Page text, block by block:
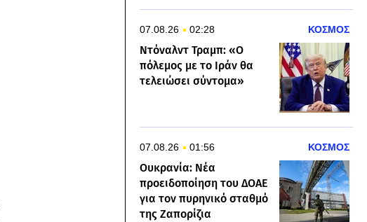
07.08.26 02:28 ΚΟΣΜΟΣ
Ντόναλντ Τραμπ: «Ο
πόλεμος με το Ιράν θα
τελειώσει σύντομα»
07.08.26 01:56 ΚΟΣΜΟΣ
Ουκρανία: Νέα
προειδοποίηση του ΔΟΑΕ
για τον πυρηνικό σταθμό
της Ζαπορίζια